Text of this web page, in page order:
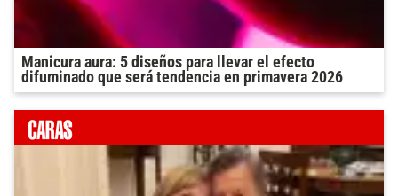
Manicura aura: 5 diseños para llevar el efecto
difuminado que será tendencia en primavera 2026